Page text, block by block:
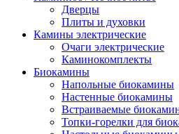
Дверцы
Плиты и духовки
Камины электрические
Очаги электрические
Каминокомплекты
Биокамины
Напольные биокамины
Настенные биокамины
Встраиваемые
Топки-горелки для